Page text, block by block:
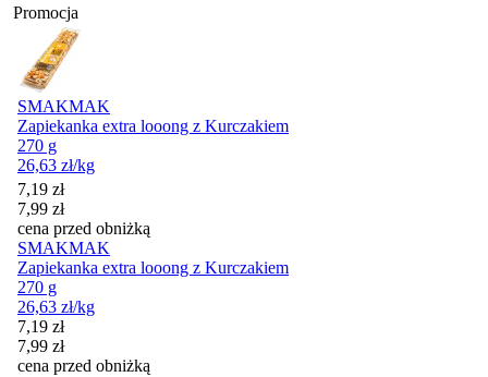
Promocja
SMAKMAK
Zapiekanka extra looong z Kurczakiem
270 g
26,63 zł/kg
Cena promocyjna
7,19 zł
7,99 zł
cena przed obniżką
SMAKMAK
Zapiekanka extra looong z Kurczakiem
270 g
26,63 zł/kg
Cena promocyjna
7,19 zł
7,99 zł
cena przed obniżką